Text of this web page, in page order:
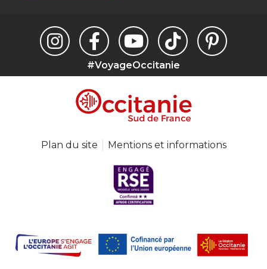
#VoyageOccitanie
Plan du site Mentions et informations